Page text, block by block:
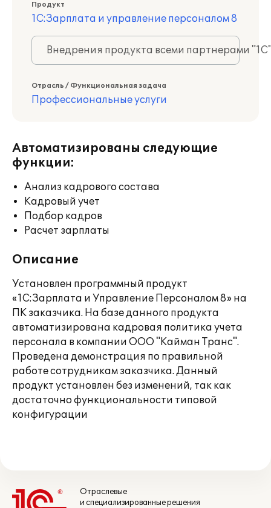
Продукт
1С:Зарплата и управление персоналом 8
Внедрения продукта всеми партнерами
Отрасль / Функциональная задача
Профессиональные услуги
Автоматизированы следующие
функции:
Анализ кадрового состава
Кадровый учет
Подбор кадров
Расчет зарплаты
Описание
Установлен программный продукт
«1С:Зарплата и Управление Персоналом 8» на
ПК заказчика. На базе данного продукта
автоматизирована кадровая политика учета
персонала в компании ООО "Кайман Транс".
Проведена демонстрация по правильной
работе сотрудникам заказчика. Данный
продукт установлен без изменений, так как
достаточно функциональности типовой
конфигурации
Отраслевые
и специализированные решения